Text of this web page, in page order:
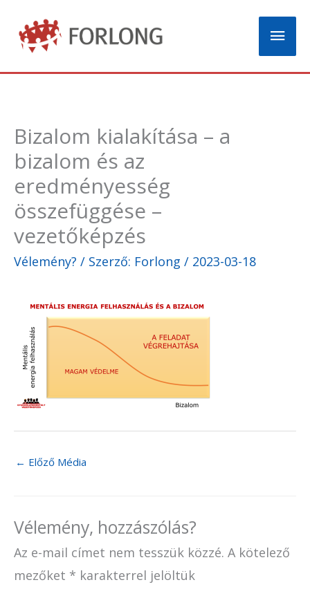
content
Main
Bizalom kialakítása – a
bizalom és az
eredményesség
összefüggése –
vezetőképzés
Vélemény? / Szerző: Forlong / 2023-03-18
← Előző Média
Vélemény, hozzászólás?
Az e-mail címet nem tesszük közzé. A kötelező
mezőket * karakterrel jelöltük